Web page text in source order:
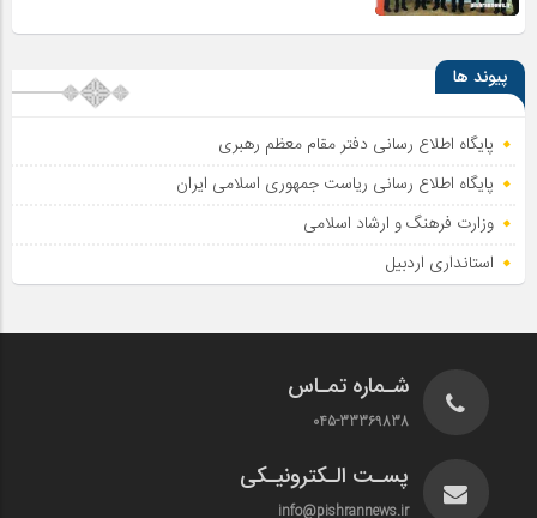
پیوند ها
پایگاه اطلاع رسانی دفتر مقام معظم رهبری
پایگاه اطلاع‌ رسانی ریاست‌ جمهوری اسلامی ایران
وزارت فرهنگ و ارشاد اسلامی
استانداری اردبیل
شـماره تمـاس
045-33369838
پسـت الـکترونیـکی
info@pishrannews.ir